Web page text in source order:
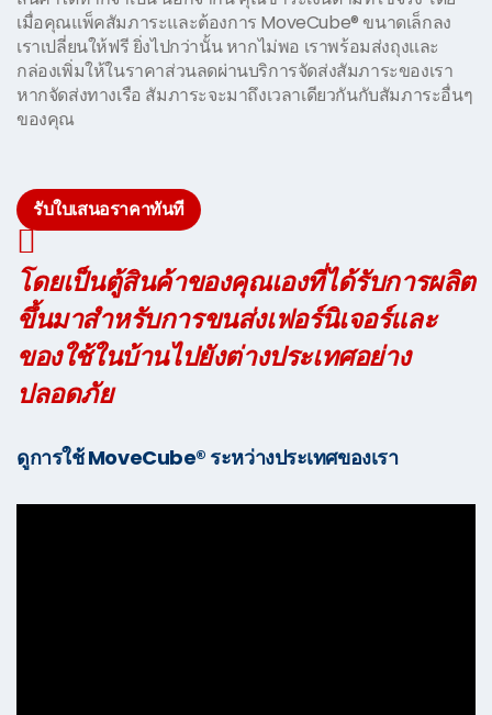
เมื่อคุณแพ็คสัมภาระและต้องการ MoveCube® ขนาดเล็กลง
เราเปลี่ยนให้ฟรี ยิ่งไปกว่านั้น หากไม่พอ เราพร้อมส่งถุงและ
กล่องเพิ่มให้ในราคาส่วนลดผ่านบริการจัดส่งสัมภาระของเรา
หากจัดส่งทางเรือ สัมภาระจะมาถึงเวลาเดียวกันกับสัมภาระอื่นๆ
ของคุณ
รับใบเสนอราคาทันที
โดยเป็นตู้สินค้าของคุณเองที่ได้รับการผลิต
ขึ้นมาสำหรับการขนส่งเฟอร์นิเจอร์และ
ของใช้ในบ้านไปยังต่างประเทศอย่าง
ปลอดภัย
ดูการใช้ MoveCube® ระหว่างประเทศของเรา